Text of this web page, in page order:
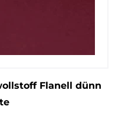
Flanell dünn